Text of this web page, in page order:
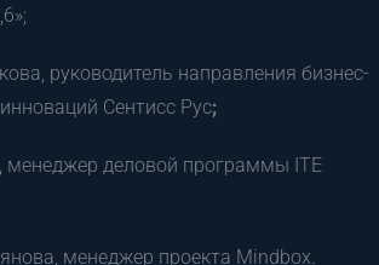
руководитель направления бизнес-
Сентисс Рус;
менеджер деловой программы ITE
менеджер проекта Mindbox.